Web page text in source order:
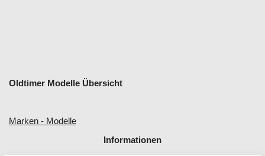
Oldtimer Modelle Übersicht
Marken - Modelle
Informationen